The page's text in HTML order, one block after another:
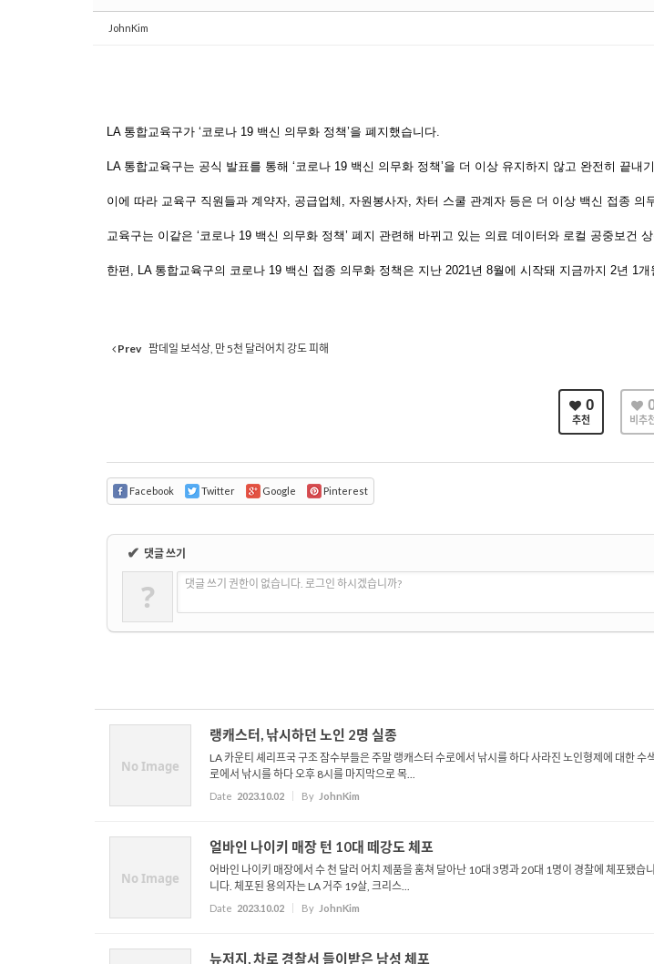
JohnKim
LA 통합교육구가 ‘코로나 19 백신 의무화 정책’을 폐지했습니다.
LA 통합교육구는 공식 발표를 통해 ‘코로나 19 백신 의무화 정책’을 더 이상 유지하지 않고 완전히 끝내
이에 따라 교육구 직원들과 계약자, 공급업체 , 자원봉사자, 차터 스쿨 관계자 등은 더 이상 백신 접종 의
교육구는 이같은 ‘코로나 19 백신 의무화 정책’ 폐지 관련해 바뀌고 있는 의료 데이터와 로컬 공중보건
한편 , LA 통합교육구의 코로나 19 백신 접종 의무화 정책은 지난 2021년 8월에 시작돼 지금까지 2년 1개
Prev 팜데일 보석상, 만 5천 달러어치 강도 피해
0
추천 비추
Facebook Twitter Google Pinterest
✔ 댓글 쓰기
? 댓글 쓰기 권한이 없습니다. 로그인 하시겠습니까?
No Image
랭캐스터, 낚시하던 노인 2명 실종
LA 카운티 셰리프국 구조 잠수부들은 주말 랭캐스터 수로에서 낚시를 하다 사라진 노인형제에 대한
로에서 낚시를 하다 오후 8시를 마지막으로 목...
Date 2023.10.02 By JohnKim
No Image
얼바인 나이키 매장 턴 10대 떼강도 체포
어바인 나이키 매장에서 수 천 달러 어치 제품을 훔쳐 달아난 10대 3명과 20대 1명이 경찰에 체포됐
니다. 체포된 용의자는 LA 거주 19살, 크리스...
Date 2023.10.02 By JohnKim
뉴저지, 차로 경찰서 들이받은 남성 체포